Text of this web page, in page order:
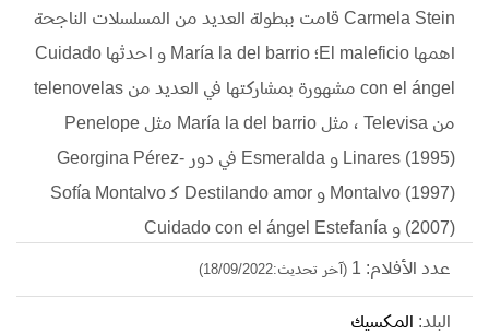
Carmela Stein قامت ببطولة العديد من المسلسلات الناجحة
اهمها El maleficio؛ María la del barrio و احدثها Cuidado
con el ángel مشهورة بمشاركتها في العديد من telenovelas
من Televisa ، مثل María la del barrio مثل Penelope
Linares (1995) و Esmeralda في دور Georgina Pérez-
Montalvo (1997) و Destilando amor كـ Sofía Montalvo
(2007) و Cuidado con el ángel Estefanía
عدد الأفلام: 1 (آخر تحديث:18/09/2022)
البلد: المكسيك